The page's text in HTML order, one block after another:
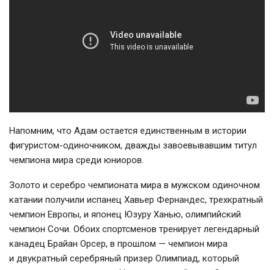
Напомним, что Адам остается единственным в истории
фигуристом-одиночником, дважды завоевывавшим титул
чемпиона мира среди юниоров.
Золото и серебро чемпионата мира в мужском одиночном
катании получили испанец Хавьер Фернандес, трехкратный
чемпион Европы, и японец Юзуру Ханью, олимпийский
чемпион Сочи. Обоих спортсменов тренирует легендарный
канадец Брайан Орсер, в прошлом — чемпион мира
и двукратный серебряный призер Олимпиад, который